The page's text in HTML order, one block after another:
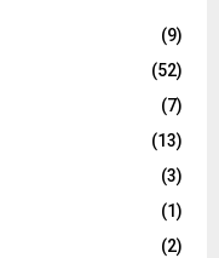
(9)
(52)
(7)
(13)
(3)
(1)
(2)